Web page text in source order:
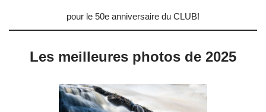
pour le 50e anniversaire du CLUB!
Les meilleures photos de 2025